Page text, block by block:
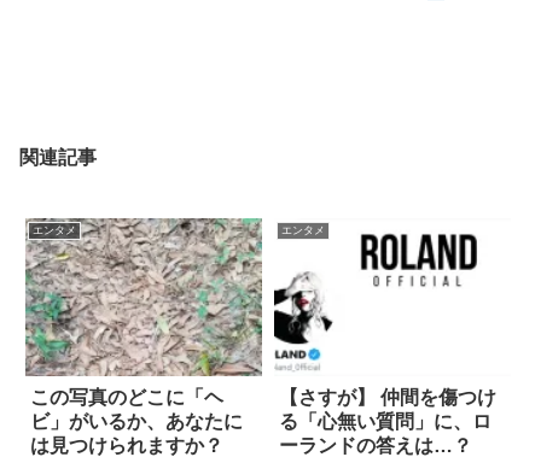
関連記事
エンタメ
この写真のどこに「ヘ
ビ」がいるか、あなたに
は見つけられますか？
エンタメ
【さすが】 仲間を傷つけ
る「心無い質問」に、ロ
ーランドの答えは…？